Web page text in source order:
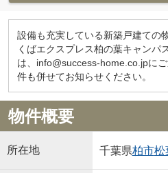
設備も充実している新築戸建ての
くばエクスプレス柏の葉キャンパ
は、info@success-home.co.jpに
件も併せてお知らせください。
物件概要
所在地 千葉県柏市松